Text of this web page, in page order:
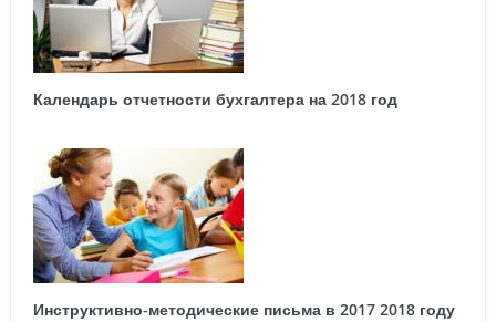
Календарь отчетности бухгалтера на 2018 год
Инструктивно-методические письма в 2017 2018 году